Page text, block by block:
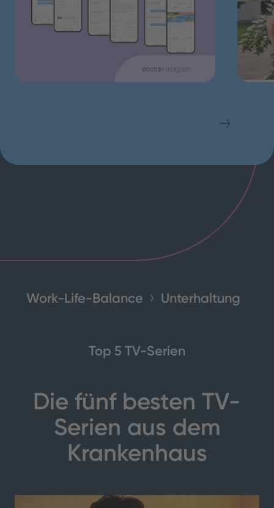
Work-Life-Balance Unterhaltung
Top 5 TV-Serien
Die fünf besten TV-
Serien aus dem
Krankenhaus